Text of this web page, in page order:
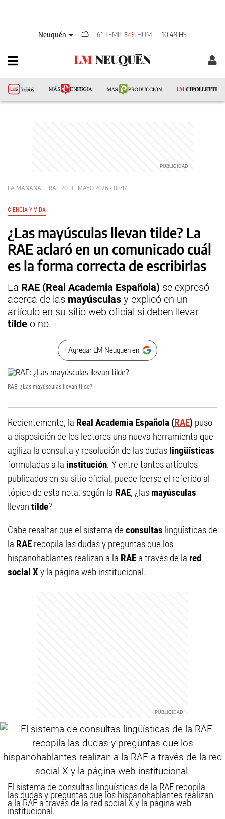
Neuquén 6° TEMP 54% HUM 10:49 HS
LA MAÑANA RAE 20 DE MAYO 2026 - 08:17
CIENCIA Y VIDA
¿Las mayúsculas llevan tilde? La
RAE aclaró en un comunicado cuál
es la forma correcta de escribirlas
La RAE (Real Academia Española) se expresó
acerca de las mayúsculas y explicó en un
artículo en su sitio web oficial si deben llevar
tilde o no.
+ Agregar LM Neuquen en
RAE: ¿Las mayúsculas llevan tilde?
Recientemente, la Real Academia Española (RAE) puso
a disposición de los lectores una nueva herramienta que
agiliza la consulta y resolución de las dudas lingüísticas
formuladas a la institución. Y entre tantos artículos
publicados en su sitio oficial, puede leerse el referido al
tópico de esta nota: según la RAE, ¿las mayúsculas
llevan tilde?
Cabe resaltar que el sistema de consultas lingüísticas de
la RAE recopila las dudas y preguntas que los
hispanohablantes realizan a la RAE a través de la red
social Xy la página web institucional.
El sistema de consultas lingüísticas de la RAE recopila
las dudas y preguntas que los hispanohablantes realizan
a la RAE a través de la red social X y la página web
institucional.